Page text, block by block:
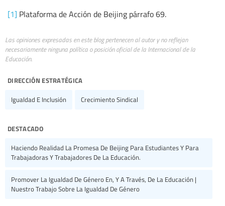
[1] Plataforma de Acción de Beijing párrafo 69.
Las opiniones expresadas en este blog pertenecen al autor y no reflejan
necesariamente ninguna política o posición oficial de la Internacional de la
Educación.
dirección estratégica
Igualdad E Inclusión Crecimiento Sindical
destacado
Haciendo Realidad La Promesa De Beijing Para Estudiantes Y Para
Trabajadoras Y Trabajadores De La Educación.
Promover La Igualdad De Género En, Y A Través, De La Educación |
Nuestro Trabajo Sobre La Igualdad De Género